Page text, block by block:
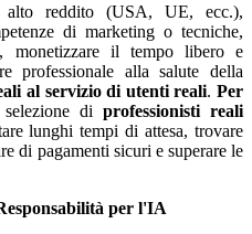
reddito (USA, UE, ecc.),
di marketing o tecniche,
monetizzare il tempo libero e
professionale alla salute della
al servizio di utenti reali.Per
di professionisti reali
lunghi tempi di attesa, trovare
di pagamenti sicuri e superare le
per l'IA